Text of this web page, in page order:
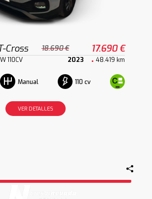
Cross 18.690 € 17.690 €
110CV 2023 48.419 km
Manual 110 cv
VER DETALLES